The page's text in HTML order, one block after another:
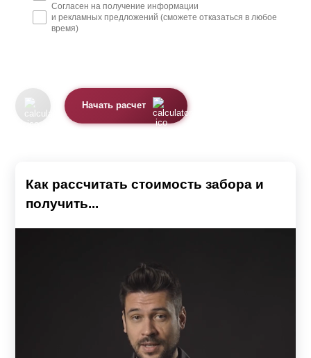
Согласен на получение информации
и рекламных предложений (сможете отказаться в любое
время)
Начать расчет
Как рассчитать стоимость забора и
получить...